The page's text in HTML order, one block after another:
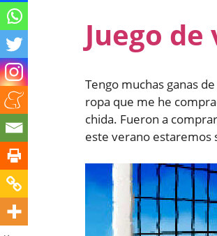
Juego
Tengo muchas ganas
ropa que me he
chida. Fueron a
este verano estaremos